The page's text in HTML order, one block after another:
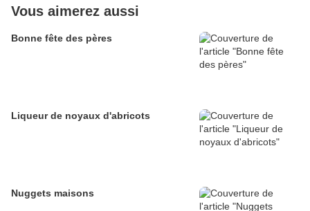
Vous aimerez aussi
Bonne fête des pères
Liqueur de noyaux d'abricots
Nuggets maisons